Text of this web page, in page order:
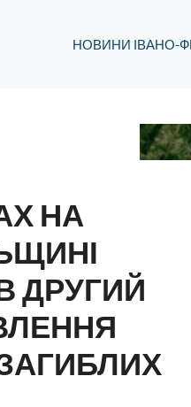
НОВИНИ ІВАНО-
НА
ДРУГИЙ